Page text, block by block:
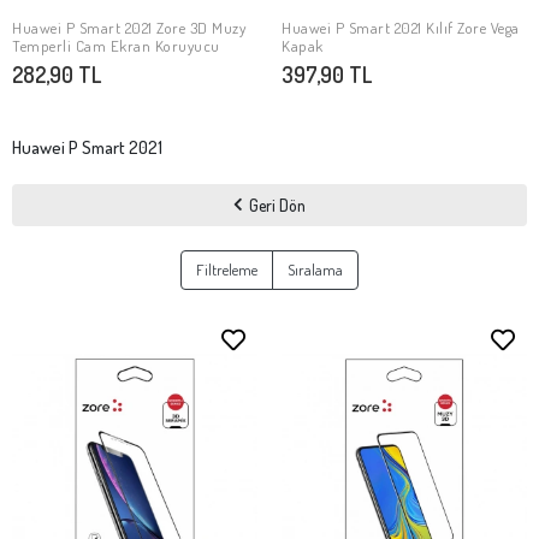
SEPETE EKLE
Huawei P Smart 2021 Zore 3D Muzy
Temperli Cam Ekran Koruyucu
282,90 TL
SEPETE EKLE
Huawei P Smart 2021 Kılıf Zore Vega
Kapak
397,90 TL
Huawei P Smart 2021
Geri Dön
Filtreleme Sıralama